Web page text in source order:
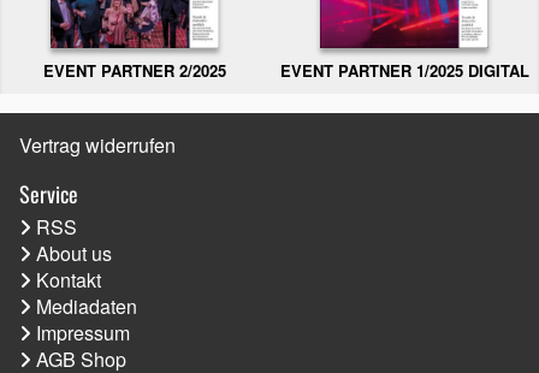
EVENT PARTNER 2/2025 EVENT PARTNER 1/2025 DIGITAL
Vertrag widerrufen
Service
RSS
About us
Kontakt
Mediadaten
Impressum
AGB Shop